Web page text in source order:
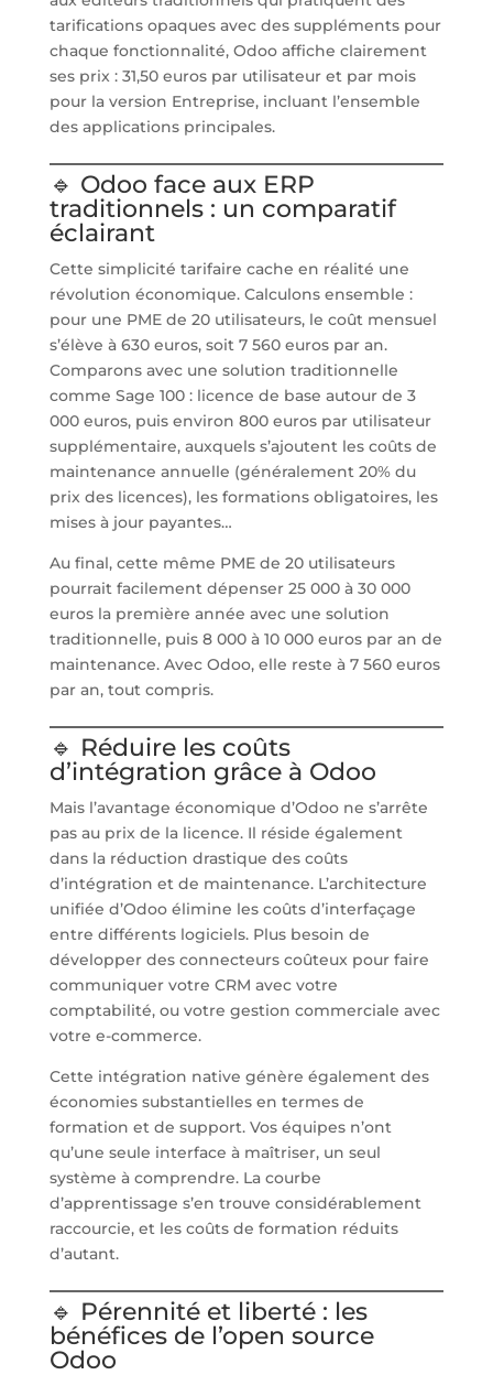
tarifications opaques avec des suppléments pour
chaque fonctionnalité, Odoo affiche clairement
ses prix : 31,50 euros par utilisateur et par mois
pour la version Entreprise, incluant l’ensemble
des applications principales.
🔹 Odoo face aux ERP
traditionnels : un comparatif
éclairant
Cette simplicité tarifaire cache en réalité une
révolution économique. Calculons ensemble :
pour une PME de 20 utilisateurs, le coût mensuel
s’élève à 630 euros, soit 7 560 euros par an.
Comparons avec une solution traditionnelle
comme Sage 100 : licence de base autour de 3
000 euros, puis environ 800 euros par utilisateur
supplémentaire, auxquels s’ajoutent les coûts de
maintenance annuelle (généralement 20% du
prix des licences), les formations obligatoires, les
mises à jour payantes…
Au final, cette même PME de 20 utilisateurs
pourrait facilement dépenser 25 000 à 30 000
euros la première année avec une solution
traditionnelle, puis 8 000 à 10 000 euros par an de
maintenance. Avec Odoo, elle reste à 7 560 euros
par an, tout compris.
🔹 Réduire les coûts
d’intégration grâce à Odoo
Mais l’avantage économique d’Odoo ne s’arrête
pas au prix de la licence. Il réside également
dans la réduction drastique des coûts
d’intégration et de maintenance. L’architecture
unifiée d’Odoo élimine les coûts d’interfaçage
entre différents logiciels. Plus besoin de
développer des connecteurs coûteux pour faire
communiquer votre CRM avec votre
comptabilité, ou votre gestion commerciale avec
votre e-commerce.
Cette intégration native génère également des
économies substantielles en termes de
formation et de support. Vos équipes n’ont
qu’une seule interface à maîtriser, un seul
système à comprendre. La courbe
d’apprentissage s’en trouve considérablement
raccourcie, et les coûts de formation réduits
d’autant.
🔹 Pérennité et liberté : les
bénéfices de l’open source
Odoo